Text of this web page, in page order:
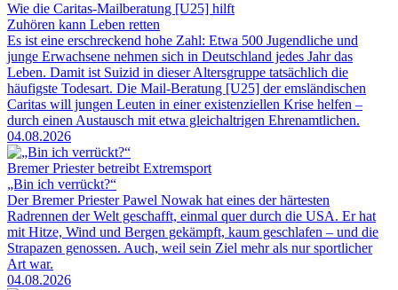
Wie die Caritas-Mailberatung [U25] hilft
Zuhören kann Leben retten
Es ist eine erschreckend hohe Zahl: Etwa 500 Jugendliche und
junge Erwachsene nehmen sich in Deutschland jedes Jahr das
Leben. Damit ist Suizid in dieser Altersgruppe tatsächlich die
häufigste Todesart. Die Mail-Beratung [U25] der emsländischen
Caritas will jungen Leuten in einer existenziellen Krise helfen –
durch einen Austausch mit etwa gleichaltrigen Ehrenamtlichen.
04.08.2026
Bremer Priester betreibt Extremsport
„Bin ich verrückt?“
Der Bremer Priester Pawel Nowak hat eines der härtesten
Radrennen der Welt geschafft, einmal quer durch die USA. Er hat
mit Hitze, Wind und Bergen gekämpft, kaum geschlafen – und die
Strapazen genossen. Auch, weil sein Ziel mehr als nur sportlicher
Art war.
04.08.2026